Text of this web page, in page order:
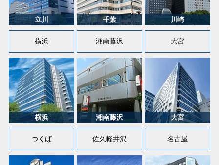
横浜 湘南藤沢 大宮
つくば 佐久軽井沢 名古屋